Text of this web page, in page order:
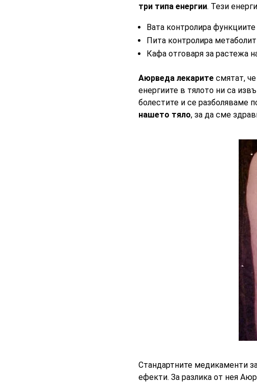
три типа енергии. Тези
Вата контролира функциите
Пита контролира
Кафа отговаря за растежа
Аюрведа лекаритесмятат,
енергиите в тялото ни са
болестите и се разболяваме
нашето тяло, за да сме
Стандартните медикаменти
ефекти. За разлика от нея